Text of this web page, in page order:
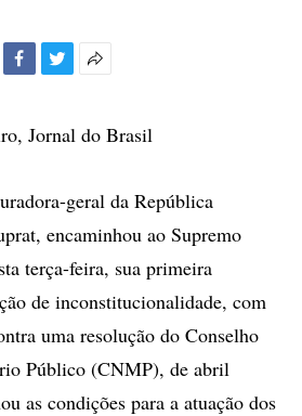
compartilhamento
Jornal do Brasil
geral da República
encaminhou ao Supremo
terça-feira, sua primeira
de inconstitucionalidade, com
uma resolução do Conselho
Público (CNMP), de abril
as condições para a atuação dos